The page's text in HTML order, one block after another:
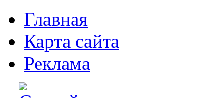
Главная
Карта сайта
Реклама